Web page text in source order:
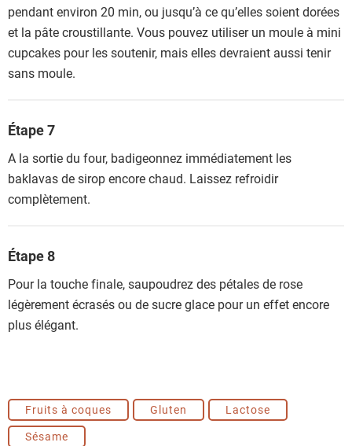
pendant environ 20 min, ou jusqu’à ce qu’elles soient dorées
et la pâte croustillante. Vous pouvez utiliser un moule à mini
cupcakes pour les soutenir, mais elles devraient aussi tenir
sans moule.
Étape 7
A la sortie du four, badigeonnez immédiatement les
baklavas de sirop encore chaud. Laissez refroidir
complètement.
Étape 8
Pour la touche finale, saupoudrez des pétales de rose
légèrement écrasés ou de sucre glace pour un effet encore
plus élégant.
Fruits à coques Gluten
Lactose
Sésame